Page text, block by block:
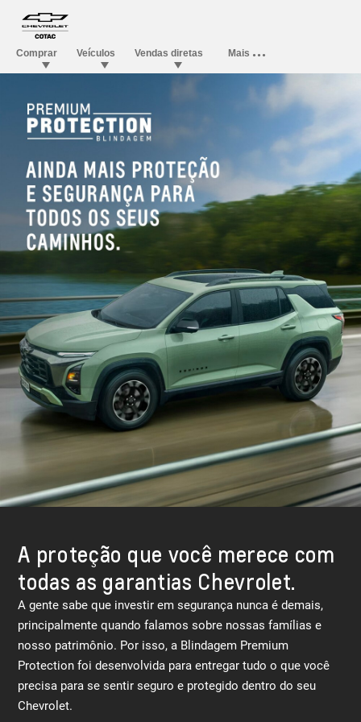
A proteção que você merece com
todas as garantias Chevrolet.
A gente sabe que investir em segurança nunca é demais,
principalmente quando falamos sobre nossas famílias e
nosso patrimônio. Por isso, a Blindagem Premium
Protection foi desenvolvida para entregar tudo o que você
precisa para se sentir seguro e protegido dentro do seu
Chevrolet.